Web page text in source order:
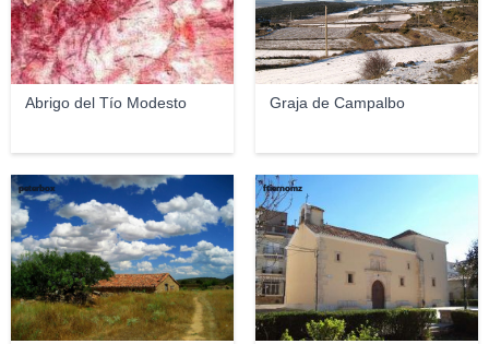
Abrigo del Tío Modesto Graja de Campalbo
peterbox ftiernomz